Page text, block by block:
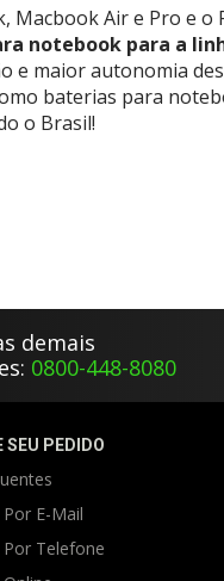
Air e Pro e o
notebook para a
e maior autonomia
baterias para
o Brasil!
demais
0800-448-8080
SEU PEDIDO
E-Mail
Telefone